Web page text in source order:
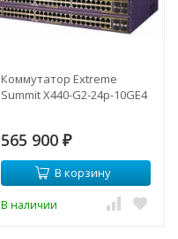
Коммутатор Extreme
Summit X440-G2-24p-10GE4
565 900 ₽
В корзину
В наличии